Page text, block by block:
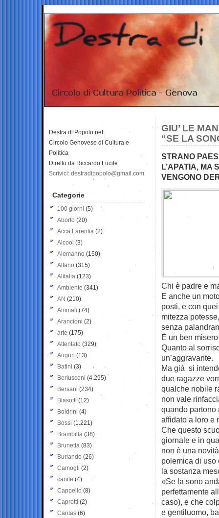
GIU’ LE
“SE LA
STRANO
L’APATIA, MA
VENGONO
Chi è padre e
E anche un
posti, e con
mitezza
senza
È un ben
Quanto al
un’aggravante.
Ma già si
due ragazze
qualche nobile
non vale
quando partono
affidato a loro e
Che questo
giornale e in
non è una
polemica di uso
la sostanza
«Se la sono
perfettamente
caso), e che
e gentiluomo,
Destra di Popolo.net
Circolo Genovese di Cultura e
Politica
Diretto da Riccardo Fucile
Scrivici: destradipopolo@gmail.com
Categorie
100 giorni (5)
Aborto (20)
Acca Larentia (2)
Alcool (3)
Alemanno (150)
Alfano (315)
Alitalia (123)
Ambiente (341)
AN (210)
Animali (74)
Arancioni (2)
arte (175)
Attentato (329)
Auguri (13)
Batini (3)
Berlusconi (4.295)
Bersani (234)
Biasotti (12)
Boldrini (4)
Bossi (1.221)
Brambilla (38)
Brunetta (83)
Burlando (26)
Camogli (2)
canile (4)
Cappello (8)
Caprotti (2)
Caritas (6)